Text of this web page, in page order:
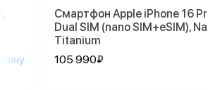
Смартфон Apple iPhone 16
Dual SIM (nano SIM+eSIM),
Titanium
105 990₽